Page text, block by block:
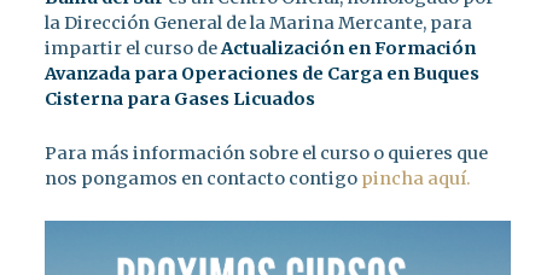
la Dirección General de la Marina Mercante, para
impartir el curso deActualización enFormación
Avanzada para Operaciones de Carga en Buques
Cisterna para Gases Licuados
Para más información sobre el curso o quieres que
nos pongamos en contacto contigo pincha aquí.